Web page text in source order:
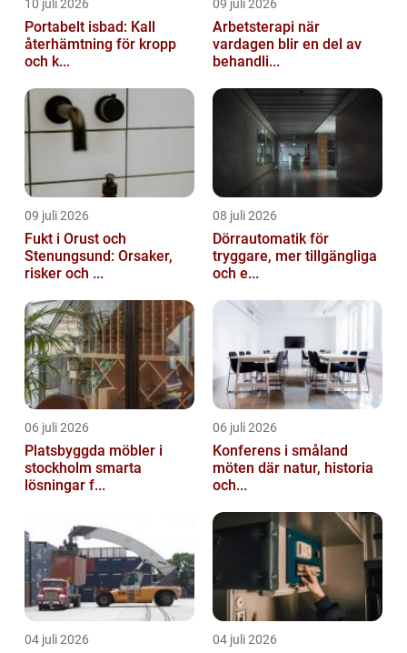
10 juli 2026
Portabelt isbad: Kall
återhämtning för kropp
och k...
09 juli 2026
Arbetsterapi när
vardagen blir en del av
behandli...
09 juli 2026
Fukt i Orust och
Stenungsund: Orsaker,
risker och ...
08 juli 2026
Dörrautomatik för
tryggare, mer tillgängliga
och e...
06 juli 2026
Platsbyggda möbler i
stockholm smarta
lösningar f...
06 juli 2026
Konferens i småland
möten där natur, historia
och...
04 juli 2026 04 juli 2026